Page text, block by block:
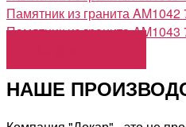
Памятник из гранита AM1042
Памятник из гранита AM1043
НАШЕ